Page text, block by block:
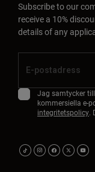
Subscribe to our
receive a 10%
details of any
Jag samtycker
kommersiella e-
integritetspolicy.